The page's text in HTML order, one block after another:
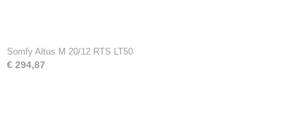
Somfy Altus M 20/12 RTS LT50
€ 294,87